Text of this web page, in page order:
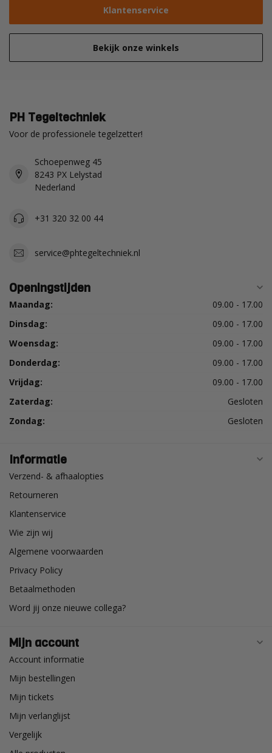
Klantenservice
Bekijk onze winkels
PH Tegeltechniek
Voor de professionele tegelzetter!
Schoepenweg 45
8243 PX Lelystad
Nederland
+31 320 32 00 44
service@phtegeltechniek.nl
Openingstijden
Maandag:
09.00 - 17.00
Dinsdag:
09.00 - 17.00
Woensdag:
09.00 - 17.00
Donderdag:
09.00 - 17.00
Vrijdag:
09.00 - 17.00
Zaterdag:
Gesloten
Zondag:
Gesloten
Informatie
Verzend- & afhaalopties
Retourneren
Klantenservice
Wie zijn wij
Algemene voorwaarden
Privacy Policy
Betaalmethoden
Word jij onze nieuwe collega?
Mijn account
Account informatie
Mijn bestellingen
Mijn tickets
Mijn verlanglijst
Vergelijk